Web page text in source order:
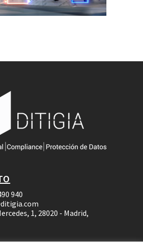
940
1, 28020 - Madrid,